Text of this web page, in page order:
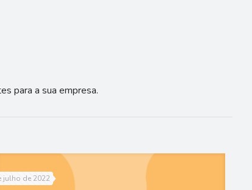
para a sua empresa.
julho de 2022